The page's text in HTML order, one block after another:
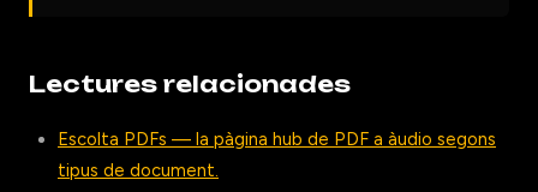
Lectures relacionades
Escolta PDFs — la pàgina hub de PDF a àudio segons
tipus de document.